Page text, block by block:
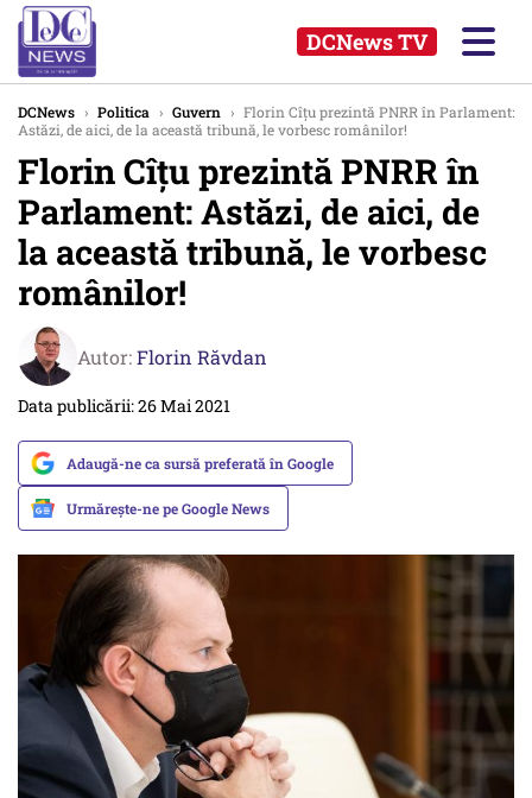
DCNews TV
DCNews › Politica › Guvern › Florin Cîțu prezintă PNRR în Parlament:
Astăzi, de aici, de la această tribună, le vorbesc românilor!
Florin Cîțu prezintă PNRR în
Parlament: Astăzi, de aici, de
la această tribună, le vorbesc
românilor!
Autor:Florin Răvdan
Data publicării: 26 Mai 2021
Adaugă-ne ca sursă preferată în Google
Urmărește-ne pe Google News